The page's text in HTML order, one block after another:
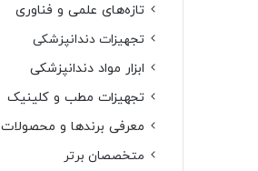
تازه‌های علمی و فناوری
تجهیزات دندانپزشکی
ابزار مواد دندانپزشکی
تجهیزات مطب و کلینیک
معرفی برندها و محصولات
متخصصان برتر